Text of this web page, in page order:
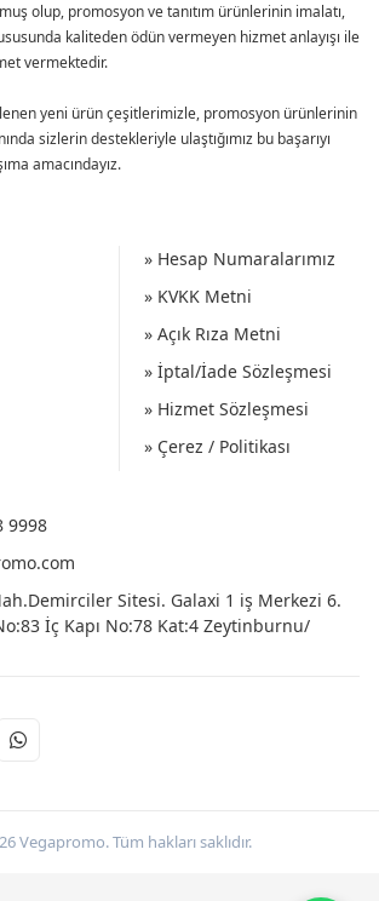
olup, promosyon ve tanıtım ürünlerinin imalatı,
kaliteden ödün vermeyen hizmet anlayışı ile
vermektedir.
yeni ürün çeşitlerimizle, promosyon ürünlerinin
sizlerin destekleriyle ulaştığımız bu başarıyı
amacındayız.
» Hesap Numaralarımız
» KVKK Metni
» Açık Rıza Metni
» İptal/İade Sözleşmesi
» Hizmet Sözleşmesi
» Çerez / Politikası
9998
Sitesi. Galaxi 1 iş Merkezi 6.
İç Kapı No:78 Kat:4 Zeytinburnu/
Vegapromo. Tüm hakları saklıdır.